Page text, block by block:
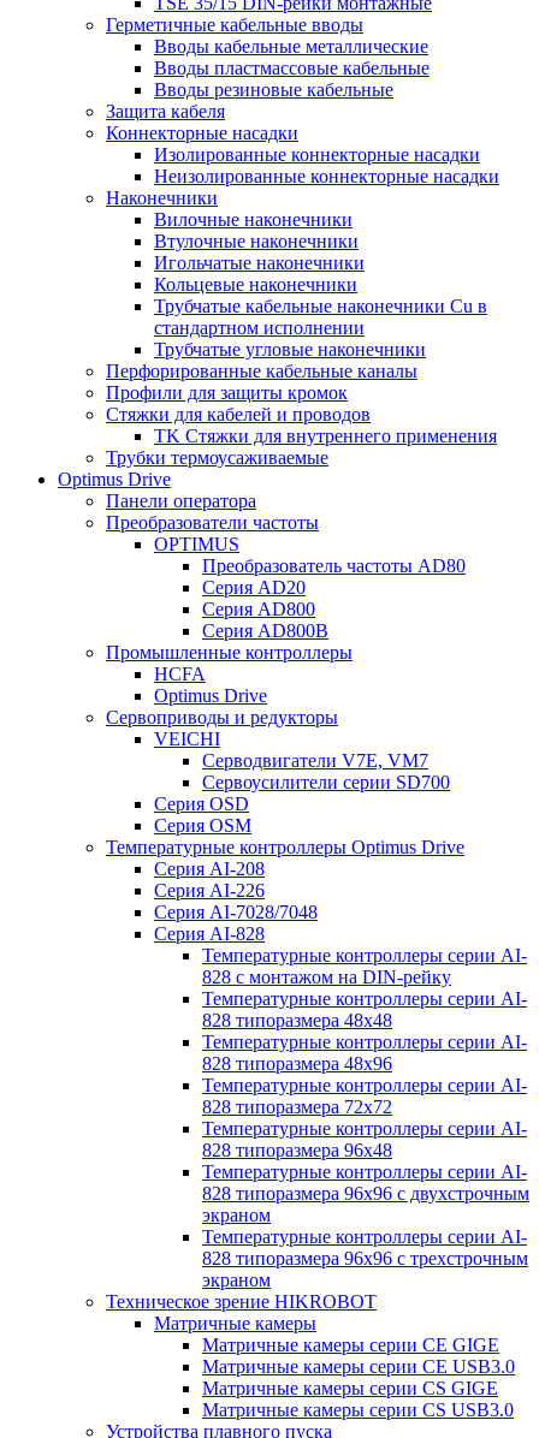
Герметичные кабельные вводы
Вводы кабельные металлические
Вводы пластмассовые кабельные
Вводы резиновые кабельные
Защита кабеля
Коннекторные насадки
Изолированные коннекторные насадки
Неизолированные коннекторные насадки
Наконечники
Вилочные наконечники
Втулочные наконечники
Игольчатые наконечники
Кольцевые наконечники
Трубчатые кабельные наконечники Cu в
стандартном исполнении
Трубчатые угловые наконечники
Перфорированные кабельные каналы
Профили для защиты кромок
Стяжки для кабелей и проводов
TK Стяжки для внутреннего применения
Трубки термоусаживаемые
Optimus Drive
Панели оператора
Преобразователи частоты
OPTIMUS
Преобразователь частоты AD80
Серия AD20
Серия AD800
Серия AD800B
Промышленные контроллеры
HCFA
Optimus Drive
Сервоприводы и редукторы
VEICHI
Серводвигатели V7E, VM7
Сервоусилители серии SD700
Серия OSD
Серия OSM
Температурные контроллеры Optimus Drive
Серия AI-208
Серия AI-226
Серия AI-7028/7048
Серия AI-828
Температурные контроллеры серии AI-
828 с монтажом на DIN-рейку
Температурные контроллеры серии AI-
828 типоразмера 48х48
Температурные контроллеры серии AI-
828 типоразмера 48х96
Температурные контроллеры серии AI-
828 типоразмера 72х72
Температурные контроллеры серии AI-
828 типоразмера 96х48
Температурные контроллеры серии AI-
828 типоразмера 96х96 с двухстрочным
экраном
Температурные контроллеры серии AI-
828 типоразмера 96х96 с трехстрочным
экраном
Техническое зрение HIKROBOT
Матричные камеры
Матричные камеры серии CE GIGE
Матричные камеры серии CE USB3.0
Матричные камеры серии CS GIGE
Матричные камеры серии CS USB3.0
Устройства плавного пуска